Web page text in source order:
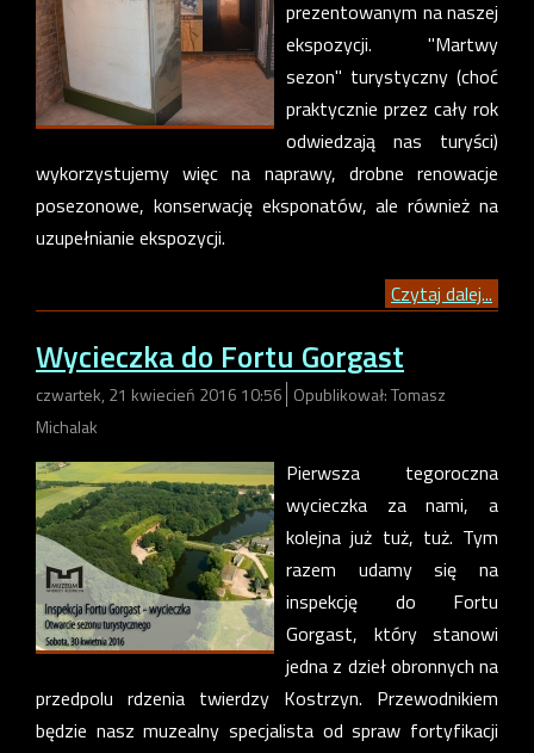
prezentowanym na naszej
ekspozycji. "Martwy
sezon" turystyczny (choć
praktycznie przez cały rok
odwiedzają nas turyści)
wykorzystujemy więc na naprawy, drobne renowacje
posezonowe, konserwację eksponatów, ale również na
uzupełnianie ekspozycji.
Czytaj dalej...
Wycieczka do Fortu Gorgast
czwartek, 21 kwiecień 2016 10:56 Opublikował: Tomasz
Michalak
Pierwsza tegoroczna
wycieczka za nami, a
kolejna już tuż, tuż. Tym
razem udamy się na
inspekcję do Fortu
Gorgast, który stanowi
jedna z dzieł obronnych na
przedpolu rdzenia twierdzy Kostrzyn. Przewodnikiem
będzie nasz muzealny specjalista od spraw fortyfikacji